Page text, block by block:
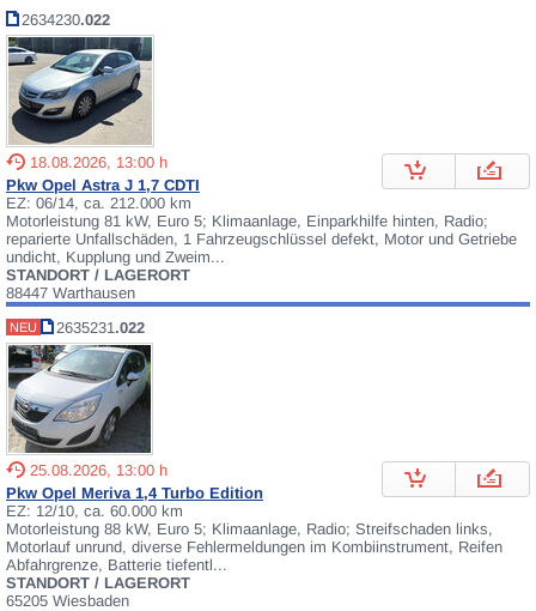
2634230.022
18.08.2026, 13:00 h
Pkw Opel Astra J 1,7 CDTI
EZ: 06/14, ca. 212.000 km
Motorleistung 81 kW, Euro 5; Klimaanlage, Einparkhilfe hinten, Radio;
reparierte Unfallschäden, 1 Fahrzeugschlüssel defekt, Motor und Getriebe
undicht, Kupplung und Zweim...
STANDORT / LAGERORT
88447 Warthausen
NEU 2635231.022
25.08.2026, 13:00 h
Pkw Opel Meriva 1,4 Turbo Edition
EZ: 12/10, ca. 60.000 km
Motorleistung 88 kW, Euro 5; Klimaanlage, Radio; Streifschaden links,
Motorlauf unrund, diverse Fehlermeldungen im Kombiinstrument, Reifen
Abfahrgrenze, Batterie tiefentl...
STANDORT / LAGERORT
65205 Wiesbaden